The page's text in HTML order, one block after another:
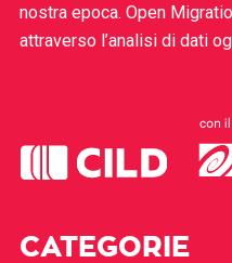
nostra epoca. Open
attraverso l’analisi di dati
CATEGORIE